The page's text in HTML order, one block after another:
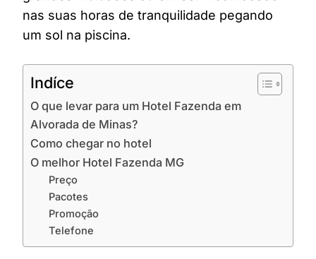
nas suas horas de tranquilidade pegando
um sol na piscina.
Indíce
O que levar para um Hotel Fazenda em
Alvorada de Minas?
Como chegar no hotel
O melhor Hotel Fazenda MG
Preço
Pacotes
Promoção
Telefone